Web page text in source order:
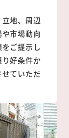
地、周辺
市場動向
ご提示し
好条件か
ていただ